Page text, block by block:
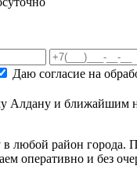
Даю согласие на
Алдану и ближайшим
любой район города.
оперативно и без